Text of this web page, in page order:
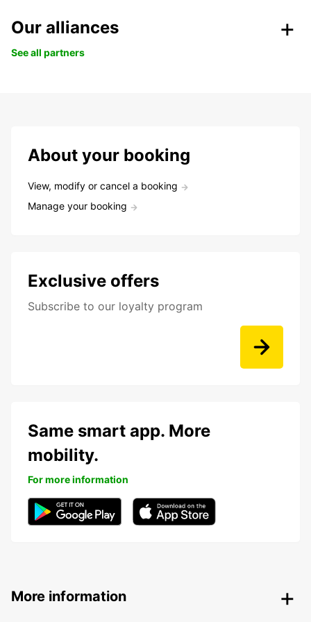
Our alliances
See all partners
About your booking
View, modify or cancel a booking
Manage your booking
Exclusive offers
Subscribe to our loyalty program
Same smart app. More
mobility.
For more information
More information